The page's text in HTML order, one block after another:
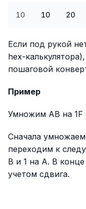
10 10 20
Если под рукой
hex-
пошаговой
Пример
Умножим AB на 1F
Сначала
переходим к
B и 1 на A. В
учетом сдвига.